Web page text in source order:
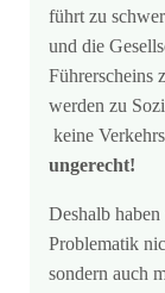
führt zu
und die
Führerscheins
werden zu
keine
ungerecht!
Deshalb
Problematik
sondern auch